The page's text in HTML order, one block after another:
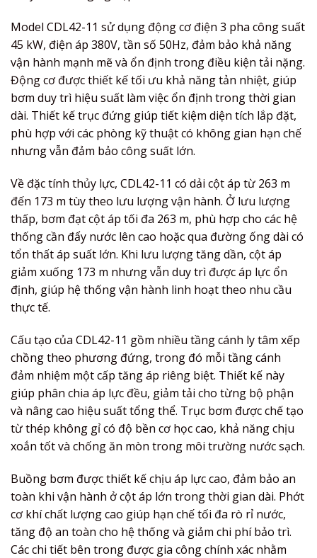
Model CDL42-11 sử dụng động cơ điện 3 pha công suất
45 kW, điện áp 380V, tần số 50Hz, đảm bảo khả năng
vận hành mạnh mẽ và ổn định trong điều kiện tải nặng.
Động cơ được thiết kế tối ưu khả năng tản nhiệt, giúp
bơm duy trì hiệu suất làm việc ổn định trong thời gian
dài. Thiết kế trục đứng giúp tiết kiệm diện tích lắp đặt,
phù hợp với các phòng kỹ thuật có không gian hạn chế
nhưng vẫn đảm bảo công suất lớn.
Về đặc tính thủy lực, CDL42-11 có dải cột áp từ 263 m
đến 173 m tùy theo lưu lượng vận hành. Ở lưu lượng
thấp, bơm đạt cột áp tối đa 263 m, phù hợp cho các hệ
thống cần đẩy nước lên cao hoặc qua đường ống dài có
tổn thất áp suất lớn. Khi lưu lượng tăng dần, cột áp
giảm xuống 173 m nhưng vẫn duy trì được áp lực ổn
định, giúp hệ thống vận hành linh hoạt theo nhu cầu
thực tế.
Cấu tạo của CDL42-11 gồm nhiều tầng cánh ly tâm xếp
chồng theo phương đứng, trong đó mỗi tầng cánh
đảm nhiệm một cấp tăng áp riêng biệt. Thiết kế này
giúp phân chia áp lực đều, giảm tải cho từng bộ phận
và nâng cao hiệu suất tổng thể. Trục bơm được chế tạo
từ thép không gỉ có độ bền cơ học cao, khả năng chịu
xoắn tốt và chống ăn mòn trong môi trường nước sạch.
Buồng bơm được thiết kế chịu áp lực cao, đảm bảo an
toàn khi vận hành ở cột áp lớn trong thời gian dài. Phớt
cơ khí chất lượng cao giúp hạn chế tối đa rò rỉ nước,
tăng độ an toàn cho hệ thống và giảm chi phí bảo trì.
Các chi tiết bên trong được gia công chính xác nhằm